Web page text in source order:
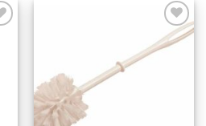
Dodaj
na